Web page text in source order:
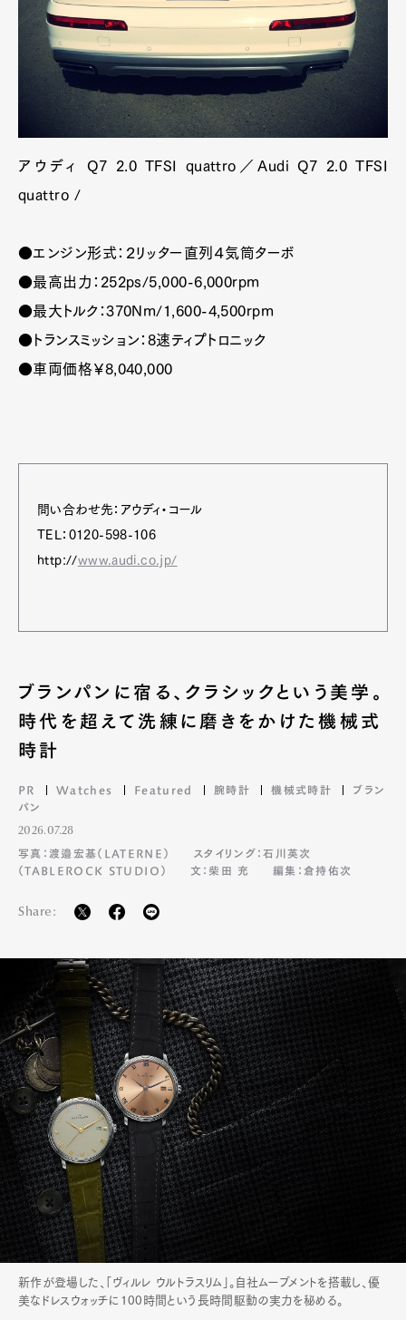
アウディ Q7 2.0 TFSI quattro／Audi Q7 2.0 TFSI
quattro /
●エンジン形式：２リッター直列４気筒ターボ
●最高出力：252ps/5,000-6,000rpm
●最大トルク：370Nm/1,600-4,500rpm
●トランスミッション：8速ティプトロニック
●車両価格￥8,040,000
問い合わせ先：アウディ・コール
TEL：0120-598-106
http://www.audi.co.jp/
ブランパンに宿る、クラシックという美学。
時代を超えて洗練に磨きをかけた機械式
時計
PR Watches Featured 腕時計 機械式時計
ブラン
パン
2026.07.28
写真：渡邉宏基（LATERNE）
スタイリング：石川英次
（TABLEROCK STUDIO）
文：柴田 充 編集：倉持佑次
Share:
新作が登場した、「ヴィルレ ウルトラスリム」。自社ムーブメントを搭載し、優
美なドレスウォッチに100時間という長時間駆動の実力を秘める。